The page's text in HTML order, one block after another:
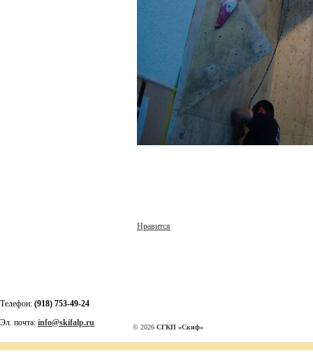
Нравится
Телефон: (918) 753-49-24
Эл. почта: info@skifalp.ru © 2026 СГКП «Скиф»